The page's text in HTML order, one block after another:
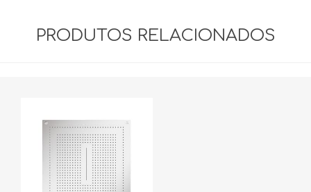
PRODUTOS RELACIONADOS